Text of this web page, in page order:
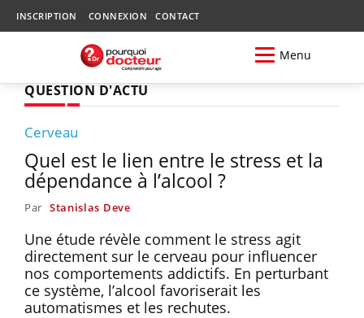
INSCRIPTION CONNEXION CONTACT
Menu
QUESTION D'ACTU
Cerveau
Quel est le lien entre le stress et la
dépendance à l’alcool ?
Par Stanislas Deve
Une étude révèle comment le stress agit
directement sur le cerveau pour influencer
nos comportements addictifs. En perturbant
ce système, l’alcool favoriserait les
automatismes et les rechutes.